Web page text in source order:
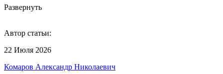
Развернуть
Автор статьи:
22 Июля 2026
Комаров Александр Николаевич